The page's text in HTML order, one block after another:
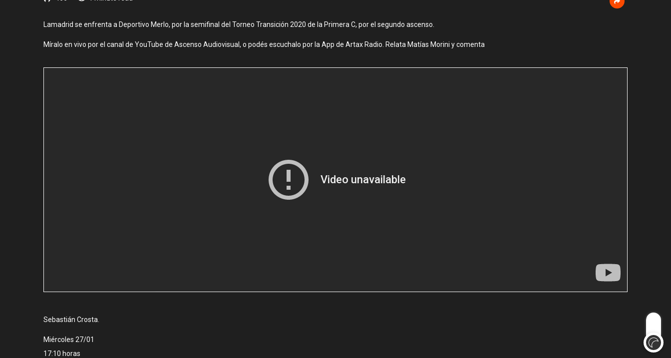
Lamadrid se enfrenta a Deportivo Merlo, por la semifinal del Torneo Transición 2020 de la Primera C, por el segundo ascenso.
Míralo en vivo por el canal de YouTube de Ascenso Audiovisual, o podés escuchalo por la App de Artax Radio. Relata Matías Morini y comenta
Sebastián Crosta.
Miércoles 27/01
17:10 horas